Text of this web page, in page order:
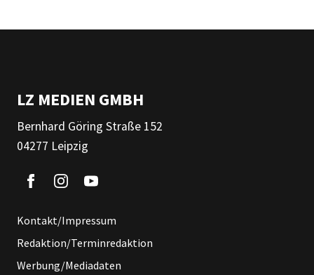
LZ MEDIEN GMBH
Bernhard Göring Straße 152
04277 Leipzig
Kontakt/Impressum
Redaktion/Terminredaktion
Werbung/Mediadaten